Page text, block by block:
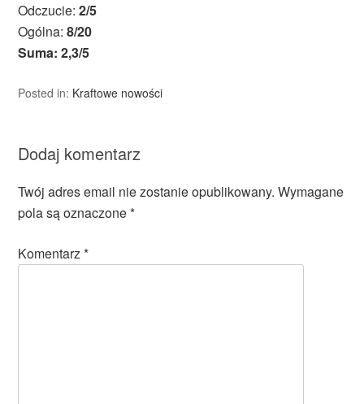
Odczucie:2/5
Ogólna:8/20
Suma: 2,3/5
Posted in: Kraftowe nowości
Dodaj komentarz
Twój adres email nie zostanie opublikowany. Wymagane
pola są oznaczone*
Komentarz*